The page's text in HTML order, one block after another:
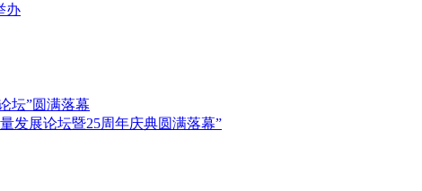
办
坛”圆满落幕
发展论坛暨25周年庆典圆满落幕”